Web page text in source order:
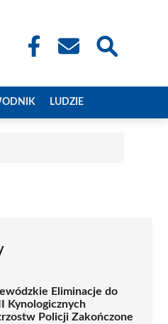
LUDZIE
Eliminacje do
Kynologicznych
Policji Zakończone